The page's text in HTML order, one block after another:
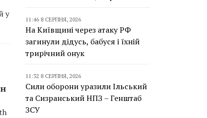
у
11:46 8 СЕРПНЯ, 2026
На Київщині через атаку РФ
загинули дідусь, бабуся і їхній
трирічний онук
11:32 8 СЕРПНЯ, 2026
Сили оборони уразили Ільський
та Сизранський НПЗ – Генштаб
ЗСУ